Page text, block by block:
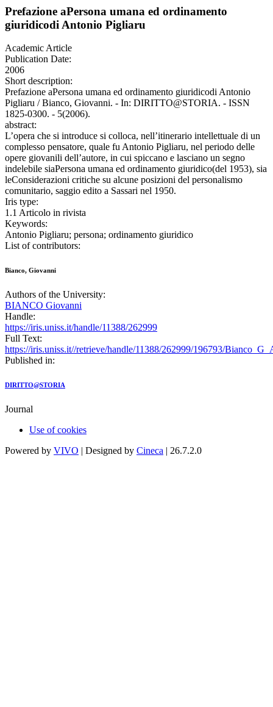
Prefazione aPersona umana ed ordinamento
giuridicodi Antonio Pigliaru
Academic Article
Publication Date:
2006
Short description:
Prefazione aPersona umana ed ordinamento giuridicodi Antonio
Pigliaru / Bianco, Giovanni. - In: DIRITTO@STORIA. - ISSN
1825-0300. - 5(2006).
abstract:
L’opera che si introduce si colloca, nell’itinerario intellettuale di un
complesso pensatore, quale fu Antonio Pigliaru, nel periodo delle
opere giovanili dell’autore, in cui spiccano e lasciano un segno
indelebile siaPersona umana ed ordinamento giuridico(del 1953), sia
leConsiderazioni critiche su alcune posizioni del personalismo
comunitario, saggio edito a Sassari nel 1950.
Iris type:
1.1 Articolo in rivista
Keywords:
Antonio Pigliaru; persona; ordinamento giuridico
List of contributors:
Bianco, Giovanni
Authors of the University:
BIANCO Giovanni
Handle:
https://iris.uniss.it/handle/11388/262999
Full Text:
https://iris.uniss.it//retrieve/handle/11388/262999/196793/
Published in:
DIRITTO@STORIA
Journal
Use of cookies
Powered by VIVO | Designed by Cineca | 26.7.2.0